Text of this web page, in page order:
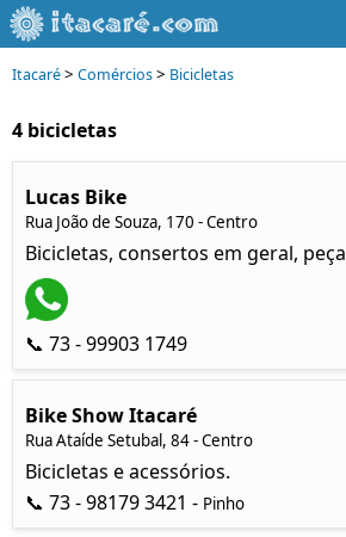
Itacaré> Comércios> Bicicletas
4 bicicletas
Lucas Bike
Rua João de Souza, 170 - Centro
Bicicletas, consertos em geral,
📞 73 - 99903 1749
Bike Show Itacaré
Rua Ataíde Setubal, 84 - Centro
Bicicletas e acessórios.
📞 73 - 98179 3421 - Pinho